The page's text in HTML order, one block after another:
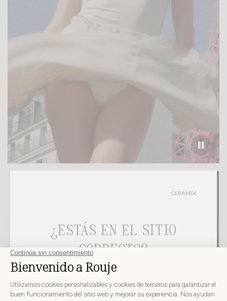
CERRAR
¿ESTÁS EN EL SITIO
CORRECTO?
ELIJA SU PAÍS E IDIOMA DE ENTREGA ANTES DE
REALIZAR EL PEDIDO